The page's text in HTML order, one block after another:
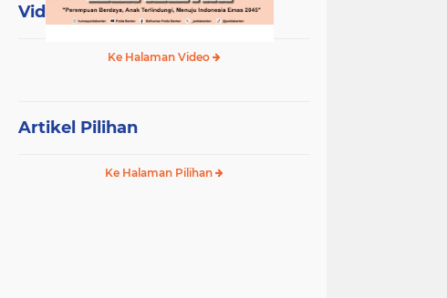
Video Terpopuler
Ke Halaman Video
Artikel Pilihan
Ke Halaman Pilihan